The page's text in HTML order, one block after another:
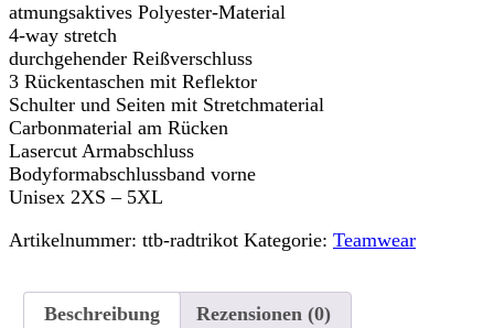
atmungsaktives Polyester-Material
4-way stretch
durchgehender Reißverschluss
3 Rückentaschen mit Reflektor
Schulter und Seiten mit Stretchmaterial
Carbonmaterial am Rücken
Lasercut Armabschluss
Bodyformabschlussband vorne
Unisex 2XS – 5XL
Artikelnummer: ttb-radtrikot Kategorie: Teamwear
Beschreibung Rezensionen (0)